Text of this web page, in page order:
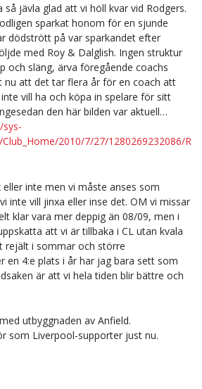
så jävla glad att vi höll kvar vid Rodgers.
sparkat honom för en sjunde
dödstrött på var sparkandet efter
med Roy & Dalglish. Ingen struktur
och släng, ärva föregående coachs
nu att det tar flera år för en coach att
vill ha och köpa in spelare för sitt
den här bilden var aktuell…
2010/7/27/1280269232086/R
inte men vi måste anses som
inte vill jinxa eller inse det. OM vi missar
klar vara mer deppig än 08/09, men i
att vi är tillbaka i CL utan kvala
rejält i sommar och större
en 4:e plats i år har jag bara sett som
är att vi hela tiden blir bättre och
utbyggnaden av Anfield.
som Liverpool-supporter just nu.